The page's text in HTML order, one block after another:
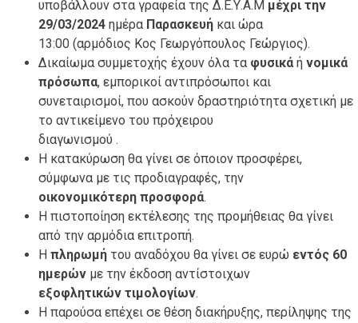
υποβάλλουν στα γραφεία της Δ.Ε.Υ.Α.Μ μέχρι την
29/03/2024 ημέρα Παρασκευή και ώρα
13:00 (αρμόδιος Κος Γεωργόπουλος Γεώργιος).
Δικαίωμα συμμετοχής έχουν όλα τα φυσικά ή νομικά
πρόσωπα, εμπορικοί αντιπρόσωποι και
συνεταιρισμοί, που ασκούν δραστηριότητα σχετική με
το αντικείμενο του πρόχειρου
διαγωνισμού .
Η κατακύρωση θα γίνει σε όποιον προσφέρει,
σύμφωνα με τις προδιαγραφές, την
οικονομικότερη προσφορά.
Η πιστοποίηση εκτέλεσης της προμήθειας θα γίνει
από την αρμόδια επιτροπή.
Η πληρωμή του αναδόχου θα γίνει σε ευρώ εντός 60
ημερών με την έκδοση αντίστοιχων
εξοφλητικών τιμολογίων.
Η παρούσα επέχει σε θέση διακήρυξης, περίληψης της